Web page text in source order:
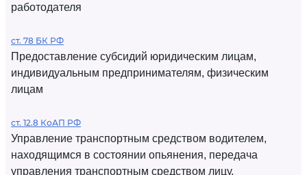
работодателя
ст. 78 БК РФ
Предоставление субсидий юридическим лицам,
индивидуальным предпринимателям, физическим
лицам
ст. 12.8 КоАП РФ
Управление транспортным средством водителем,
находящимся в состоянии опьянения, передача
управления транспортным средством лицу,